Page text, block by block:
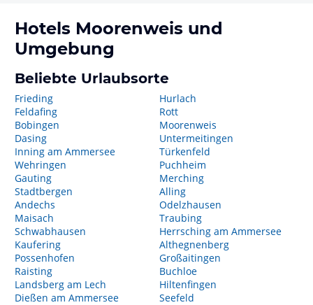
Hotels Moorenweis und
Umgebung
Beliebte Urlaubsorte
Frieding
Feldafing
Bobingen
Dasing
Inning am Ammersee
Wehringen
Gauting
Stadtbergen
Andechs
Maisach
Schwabhausen
Kaufering
Possenhofen
Raisting
Landsberg am Lech
Dießen am Ammersee
Hurlach
Rott
Moorenweis
Untermeitingen
Türkenfeld
Puchheim
Merching
Alling
Odelzhausen
Traubing
Herrsching am Ammersee
Althegnenberg
Großaitingen
Buchloe
Hiltenfingen
Seefeld